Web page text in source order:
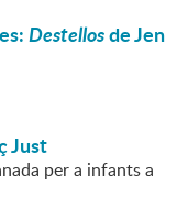
Destellosde Jen
Just
per a infants a